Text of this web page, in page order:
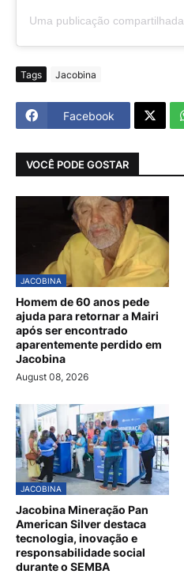
Tags Jacobina
Facebook
VOCÊ PODE GOSTAR
JACOBINA
Homem de 60 anos pede
ajuda para retornar a Mairi
após ser encontrado
aparentemente perdido em
Jacobina
August 08, 2026
JACOBINA
Jacobina Mineração Pan
American Silver destaca
tecnologia, inovação e
responsabilidade social
durante o SEMBA